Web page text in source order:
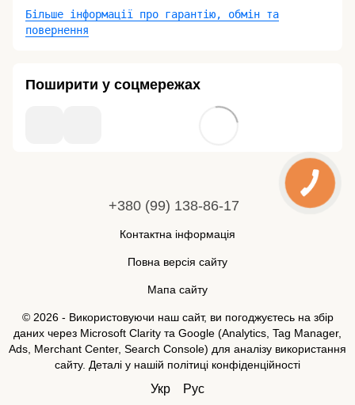
Більше інформації про гарантію, обмін та
повернення
Поширити у соцмережах
+380 (99) 138-86-17
Контактна інформація
Повна версія сайту
Мапа сайту
© 2026 - Використовуючи наш сайт, ви погоджуєтесь на збір
даних через Microsoft Clarity та Google (Analytics, Tag Manager,
Ads, Merchant Center, Search Console) для аналізу використання
сайту. Деталі у нашій політиці конфіденційності
Укр Рус